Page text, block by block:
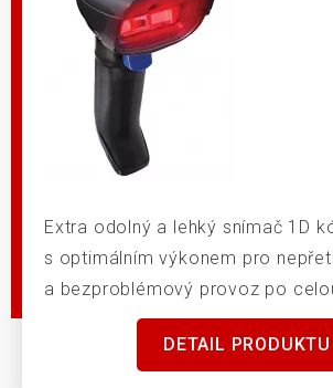
Extra odolný a lehký snímač 1D
s optimálním výkonem pro
a bezproblémový provoz po
DETAIL PRODUKTU